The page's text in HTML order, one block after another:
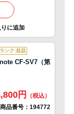
ンク:並品
CF-SV7（第
円
商品番号： 194772